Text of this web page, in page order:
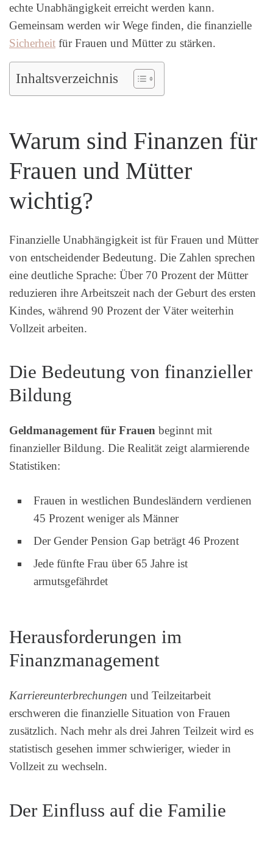
echte Unabhängigkeit erreicht werden kann.
Gemeinsam werden wir Wege finden, die finanzielle
Sicherheit für Frauen und Mütter zu stärken.
Inhaltsverzeichnis
Warum sind Finanzen für
Frauen und Mütter
wichtig?
Finanzielle Unabhängigkeit ist für Frauen und Mütter
von entscheidender Bedeutung. Die Zahlen sprechen
eine deutliche Sprache: Über 70 Prozent der Mütter
reduzieren ihre Arbeitszeit nach der Geburt des ersten
Kindes, während 90 Prozent der Väter weiterhin
Vollzeit arbeiten.
Die Bedeutung von finanzieller
Bildung
Geldmanagement für Frauen beginnt mit
finanzieller Bildung. Die Realität zeigt alarmierende
Statistiken:
Frauen in westlichen Bundesländern verdienen
45 Prozent weniger als Männer
Der Gender Pension Gap beträgt 46 Prozent
Jede fünfte Frau über 65 Jahre ist
armutsgefährdet
Herausforderungen im
Finanzmanagement
Karriereunterbrechungen und Teilzeitarbeit
erschweren die finanzielle Situation von Frauen
zusätzlich. Nach mehr als drei Jahren Teilzeit wird es
statistisch gesehen immer schwieriger, wieder in
Vollzeit zu wechseln.
Der Einfluss auf die Familie